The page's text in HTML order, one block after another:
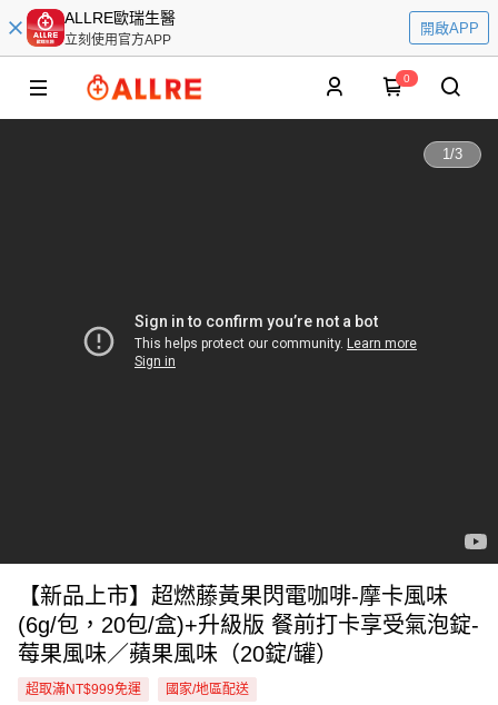
ALLRE歐瑞生醫
立刻使用官方APP
開啟APP
0
1/3
【新品上市】超燃藤黃果閃電咖啡-摩卡風味
(6g/包，20包/盒)+升級版 餐前打卡享受氣泡錠-
莓果風味／蘋果風味（20錠/罐）
超取滿NT$999免運 國家/地區配送